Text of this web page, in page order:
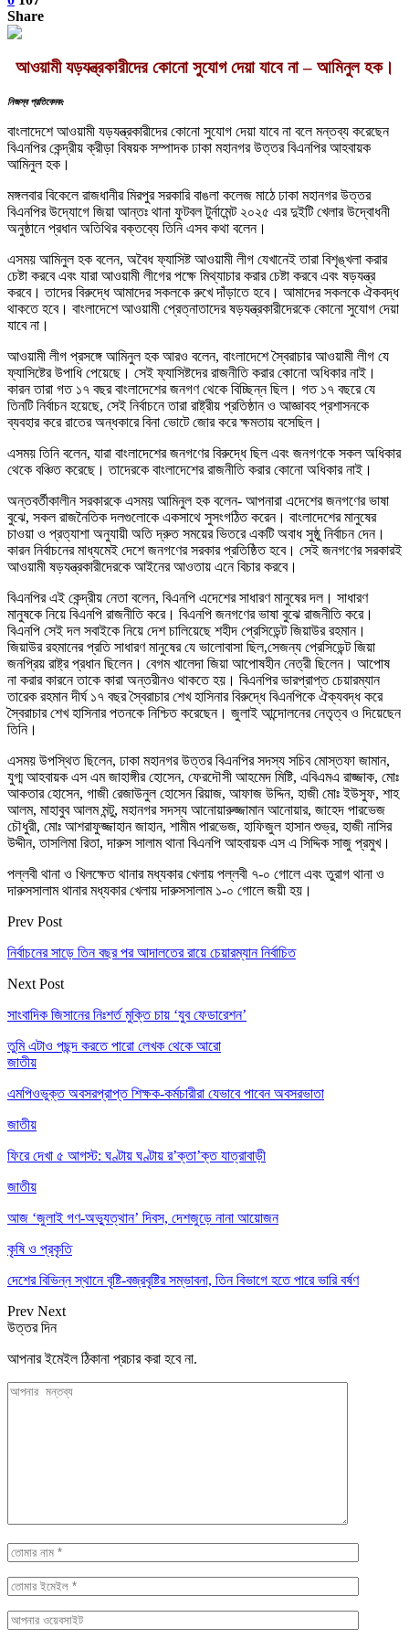
Share
আওয়ামী যড়যন্ত্রকারীদের কোনো সুযোগ দেয়া যাবে না – আমিনুল হক।
নিজস্ব প্রতিবেদক:
বাংলাদেশে আওয়ামী যড়যন্ত্রকারীদের কোনো সুযোগ দেয়া যাবে না বলে মন্তব্য করেছেন
বিএনপির কেন্দ্রীয় ক্রীড়া বিষয়ক সম্পাদক ঢাকা মহানগর উত্তর বিএনপির আহবায়ক
আমিনুল হক।
মঙ্গলবার বিকেলে রাজধানীর মিরপুর সরকারি বাঙলা কলেজ মাঠে ঢাকা মহানগর উত্তর
বিএনপির উদ্যোগে জিয়া আন্তঃ থানা ফুটবল টুর্নামেন্ট ২০২৫ এর দুইটি খেলার উদ্বোধনী
অনুষ্ঠানে প্রধান অতিথির বক্তব্যে তিনি এসব কথা বলেন।
এসময় আমিনুল হক বলেন, অবৈধ ফ্যাসিষ্ট আওয়ামী লীগ যেখানেই তারা বিশৃঙ্খলা করার
চেষ্টা করবে এবং যারা আওয়ামী লীগের পক্ষে মিথ্যাচার করার চেষ্টা করবে এবং ষড়যন্ত্র
করবে। তাদের বিরুদ্ধে আমাদের সকলকে রুখে দাঁড়াতে হবে। আমাদের সকলকে ঐকবদ্ধ
থাকতে হবে। বাংলাদেশে আওয়ামী প্রেত্নাতাদের ষড়যন্ত্রকারীদেরকে কোনো সুযোগ দেয়া
যাবে না।
আওয়ামী লীগ প্রসঙ্গে আমিনুল হক আরও বলেন, বাংলাদেশে স্বৈরাচার আওয়ামী লীগ যে
ফ্যাসিষ্টের উপাধি পেয়েছে। সেই ফ্যাসিষ্টদের রাজনীতি করার কোনো অধিকার নাই।
কারন তারা গত ১৭ বছর বাংলাদেশের জনগণ থেকে বিচ্ছিন্ন ছিল। গত ১৭ বছরে যে
তিনটি নির্বাচন হয়েছে, সেই নির্বাচনে তারা রাষ্ট্রীয় প্রতিষ্ঠান ও আজ্ঞাবহ প্রশাসনকে
ব্যবহার করে রাতের অন্ধকারে বিনা ভোটে জোর করে ক্ষমতায় বসেছিল।
এসময় তিনি বলেন, যারা বাংলাদেশের জনগণের বিরুদ্ধে ছিল এবং জনগণকে সকল অধিকার
থেকে বঞ্চিত করেছে। তাদেরকে বাংলাদেশের রাজনীতি করার কোনো অধিকার নাই।
অন্তবর্তীকালীন সরকারকে এসময় আমিনুল হক বলেন- আপনারা এদেশের জনগণের ভাষা
বুঝে, সকল রাজনৈতিক দলগুলোকে একসাথে সুসংগঠিত করেন। বাংলাদেশের মানুষের
চাওয়া ও প্রত্যাশা অনুযায়ী অতি দ্রুত সময়ের ভিতরে একটি অবাধ সুষ্ঠু নির্বাচন দেন।
কারন নির্বাচনের মাধ্যমেই দেশে জনগণের সরকার প্রতিষ্ঠিত হবে। সেই জনগণের সরকারই
আওয়ামী ষড়যন্ত্রকারীদেরকে আইনের আওতায় এনে বিচার করবে।
বিএনপির এই কেন্দ্রীয় নেতা বলেন, বিএনপি এদেশের সাধারণ মানুষের দল। সাধারণ
মানুষকে নিয়ে বিএনপি রাজনীতি করে। বিএনপি জনগণের ভাষা বুঝে রাজনীতি করে।
বিএনপি সেই দল সবাইকে নিয়ে দেশ চালিয়েছে শহীদ প্রেসিডেন্ট জিয়াউর রহমান।
জিয়াউর রহমানের প্রতি সাধারণ মানুষের যে ভালোবাসা ছিল,সেজন্য প্রেসিডেন্ট জিয়া
জনপ্রিয় রাষ্ট্র প্রধান ছিলেন। বেগম খালেদা জিয়া আপোষহীন নেত্রী ছিলেন। আপোষ
না করার কারনে তাকে কারা অন্তরীনও থাকতে হয়। বিএনপির ভারপ্রাপ্ত চেয়ারম্যান
তারেক রহমান দীর্ঘ ১৭ বছর স্বৈরাচার শেখ হাসিনার বিরুদ্ধে বিএনপিকে ঐক্যবদ্ধ করে
স্বৈরাচার শেখ হাসিনার পতনকে নিশ্চিত করেছেন। জুলাই আন্দোলনের নেতৃত্ব ও দিয়েছেন
তিনি।
এসময় উপস্থিত ছিলেন, ঢাকা মহানগর উত্তর বিএনপির সদস্য সচিব মোস্তফা জামান,
যুগ্ম আহবায়ক এস এম জাহাঙ্গীর হোসেন, ফেরদৌসী আহমেদ মিষ্টি, এবিএমএ রাজ্জাক, মোঃ
আকতার হোসেন, গাজী রেজাউনুল হোসেন রিয়াজ, আফাজ উদ্দিন, হাজী মোঃ ইউসুফ, শাহ
আলম, মাহাবুব আলম মন্টু, মহানগর সদস্য আনোয়ারুজ্জামান আনোয়ার, জাহেদ পারভেজ
চৌধুরী, মোঃ আশরাফুজ্জাহান জাহান, শামীম পারভেজ, হাফিজুল হাসান শুভ্র, হাজী নাসির
উদ্দীন, তাসলিমা রিতা, দারুস সালাম থানা বিএনপি আহবায়ক এস এ সিদ্দিক সাজু প্রমুখ।
পল্লবী থানা ও খিলক্ষেত থানার মধ্যকার খেলায় পল্লবী ৭-০ গোলে এবং তুরাগ থানা ও
দারুসসালাম থানার মধ্যকার খেলায় দারুসসালাম ১-০ গোলে জয়ী হয়।
Prev Post
নির্বাচনের সাড়ে তিন বছর পর আদালতের রায়ে চেয়ারম্যান নির্বাচিত
Next Post
সাংবাদিক জিসানের নিঃশর্ত মুক্তি চায় ‘যুব ফেডারেশন’
তুমি এটাও পছন্দ করতে পারো লেখক থেকে আরো
জাতীয়
এমপিওভুক্ত অবসরপ্রাপ্ত শিক্ষক-কর্মচারীরা যেভাবে পাবেন অবসরভাতা
জাতীয়
ফিরে দেখা ৫ আগস্ট: ঘণ্টায় ঘণ্টায় র’ক্তা’ক্ত যাত্রাবাড়ী
জাতীয়
আজ ‘জুলাই গণ-অভ্যুত্থান’ দিবস, দেশজুড়ে নানা আয়োজন
কৃষি ও প্রকৃতি
দেশের বিভিন্ন স্থানে বৃষ্টি-বজ্রবৃষ্টির সম্ভাবনা, তিন বিভাগে হতে পারে ভারি বর্ষণ
Prev Next
উত্তর দিন
আপনার ইমেইল ঠিকানা প্রচার করা হবে না.